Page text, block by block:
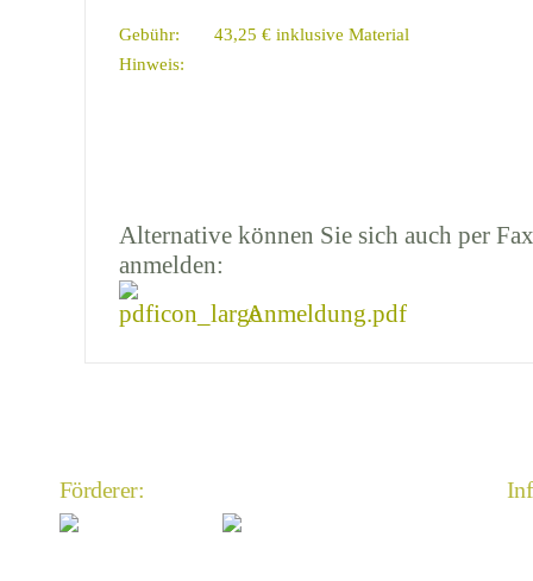
Gebühr:
43,25 € inklusive Material
Hinweis:
Alternative können Sie sich auch per
anmelden:
Anmeldung.pdf
Förderer: